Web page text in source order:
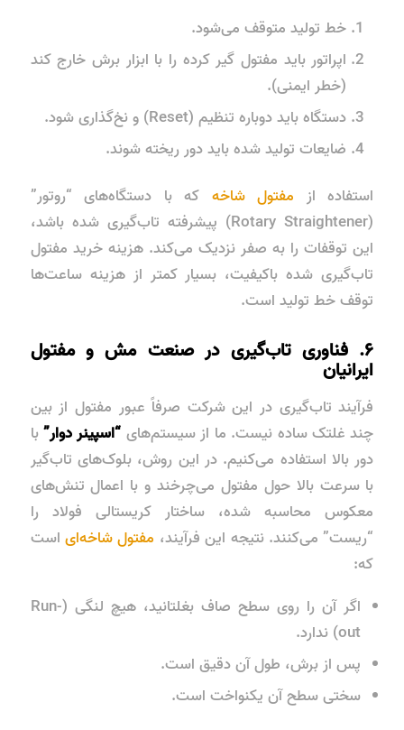
خط تولید متوقف می‌شود.
اپراتور باید مفتول گیر کرده را با ابزار برش خارج کند
(خطر ایمنی).
دستگاه باید دوباره تنظیم (Reset) و نخ‌گذاری شود.
ضایعات تولید شده باید دور ریخته شوند.
استفاده از مفتول شاخه که با دستگاه‌های “روتور”
(Rotary Straightener) پیشرفته تاب‌گیری شده باشد،
این توقفات را به صفر نزدیک می‌کند. هزینه خرید مفتول
تاب‌گیری شده باکیفیت، بسیار کمتر از هزینه ساعت‌ها
توقف خط تولید است.
۶. فناوری تاب‌گیری در صنعت مش و مفتول
ایرانیان
فرآیند تاب‌گیری در این شرکت صرفاً عبور مفتول از بین
چند غلتک ساده نیست. ما از سیستم‌های “اسپینر دوار”با
دور بالا استفاده می‌کنیم. در این روش، بلوک‌های تاب‌گیر
با سرعت بالا حول مفتول می‌چرخند و با اعمال تنش‌های
معکوس محاسبه شده، ساختار کریستالی فولاد را
“ریست” می‌کنند. نتیجه این فرآیند، مفتول شاخه‌ایاست
که:
اگر آن را روی سطح صاف بغلتانید، هیچ لنگی (Run-
out) ندارد.
پس از برش، طول آن دقیق است.
سختی سطح آن یکنواخت است.